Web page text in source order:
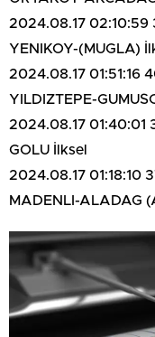
2024.08.17 02:10:59
YENIKOY-(MUGLA)
2024.08.17 01:51:16
YILDIZTEPE-
2024.08.17 01:40:01
GOLU İlksel
2024.08.17 01:18:10
MADENLI-ALADAG